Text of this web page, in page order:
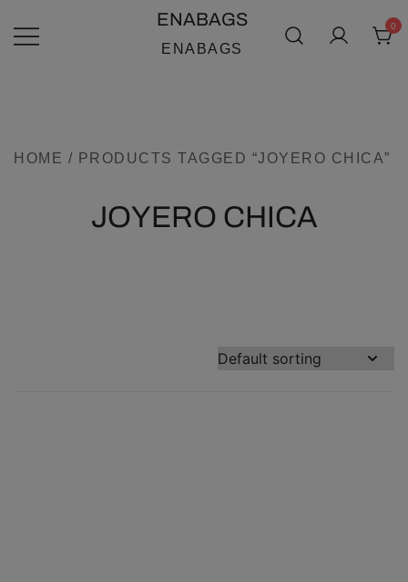
AL
ENABAGS
ENABAGS
0
HOME / PRODUCTS TAGGED “JOYERO CHICA”
JOYERO CHICA